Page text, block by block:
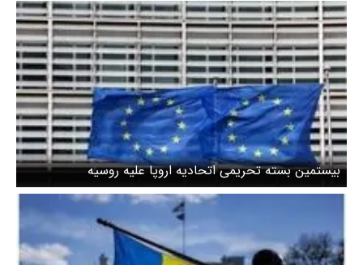
بیستمین بسته تحریمی اتحادیه اروپا علیه روسیه